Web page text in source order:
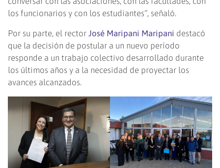
los funcionarios y con los estudiantes”, señaló.
Por su parte, el rectorJosé Maripani Maripani destacó
que la decisión de postular a un nuevo período
responde a un trabajo colectivo desarrollado durante
los últimos años y a la necesidad de proyectar los
avances alcanzados.